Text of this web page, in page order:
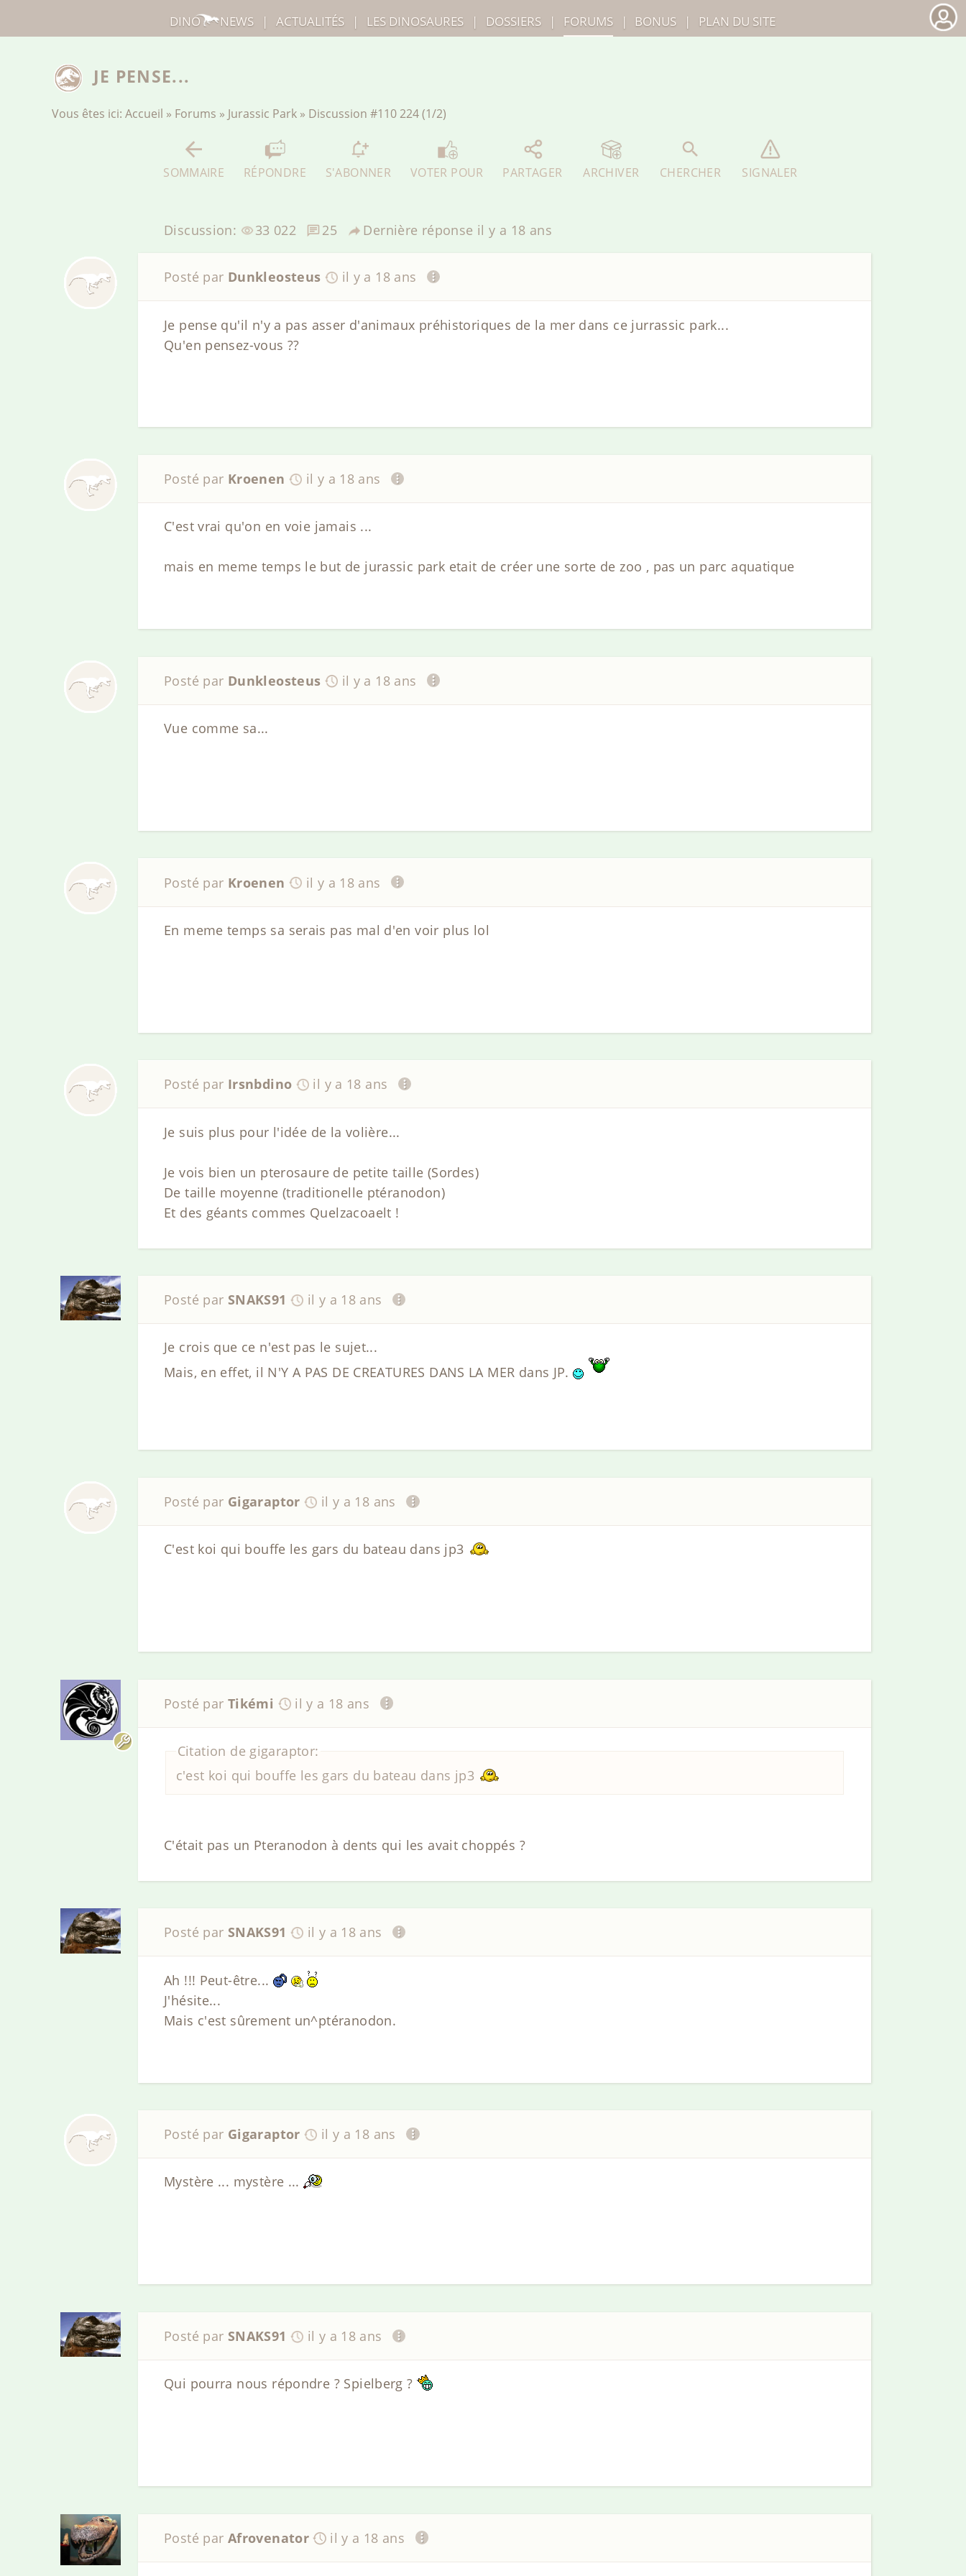
JE PENSE...
Vous êtes ici: Accueil » Forums » Jurassic Park » Discussion #110 224 (1/2)
SOMMAIRE RÉPONDRE S'ABONNER VOTER POUR PARTAGER ARCHIVER CHERCHER SIGNALER
Discussion: 33 022 25 Dernière réponse il y a 18 ans
Posté par Dunkleosteus il y a 18 ans
Je pense qu'il n'y a pas asser d'animaux préhistoriques de la mer dans ce jurrassic park...
Qu'en pensez-vous ??
Posté par Kroenen il y a 18 ans
C'est vrai qu'on en voie jamais ...
mais en meme temps le but de jurassic park etait de créer une sorte de zoo , pas un parc aquatique
Posté par Dunkleosteus il y a 18 ans
Vue comme sa...
Posté par Kroenen il y a 18 ans
En meme temps sa serais pas mal d'en voir plus lol
Posté par Irsnbdino il y a 18 ans
Je suis plus pour l'idée de la volière...
Je vois bien un pterosaure de petite taille (Sordes)
De taille moyenne (traditionelle ptéranodon)
Et des géants commes Quelzacoaelt !
Posté par SNAKS91 il y a 18 ans
Je crois que ce n'est pas le sujet...
Mais, en effet, il N'Y A PAS DE CREATURES DANS LA MER dans JP.
Posté par Gigaraptor il y a 18 ans
C'est koi qui bouffe les gars du bateau dans jp3
Posté par Tikémi il y a 18 ans
Citation de gigaraptor:
c'est koi qui bouffe les gars du bateau dans jp3
C'était pas un Pteranodon à dents qui les avait choppés ?
Posté par SNAKS91 il y a 18 ans
Ah !!! Peut-être...
J'hésite...
Mais c'est sûrement un^ptéranodon.
Posté par Gigaraptor il y a 18 ans
Mystère ... mystère ...
Posté par SNAKS91 il y a 18 ans
Qui pourra nous répondre ? Spielberg ?
Posté par Afrovenator il y a 18 ans
DINO NEWS | ACTUALITÉS | LES DINOSAURES | DOSSIERS | FORUMS | BONUS | PLAN DU SITE